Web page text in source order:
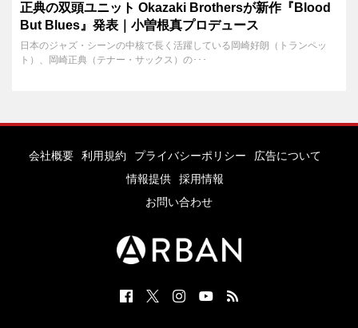
正典の双頭ユニット Okazaki Brothersが新作『Blood
But Blues』発表｜小曽根真プロデュース
日本のジャズ・シーンの中核で長く活躍している岡崎好朗（トランペッ
ト）、岡崎正典（テナー・サックス）の･･･
会社概要 利用規約 プライバシーポリシー
広告について
情報提供
採用情報
お問い合わせ